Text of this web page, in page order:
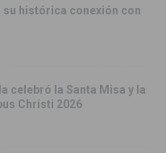
su histórica conexión con
celebró la Santa Misa y la
Christi 2026